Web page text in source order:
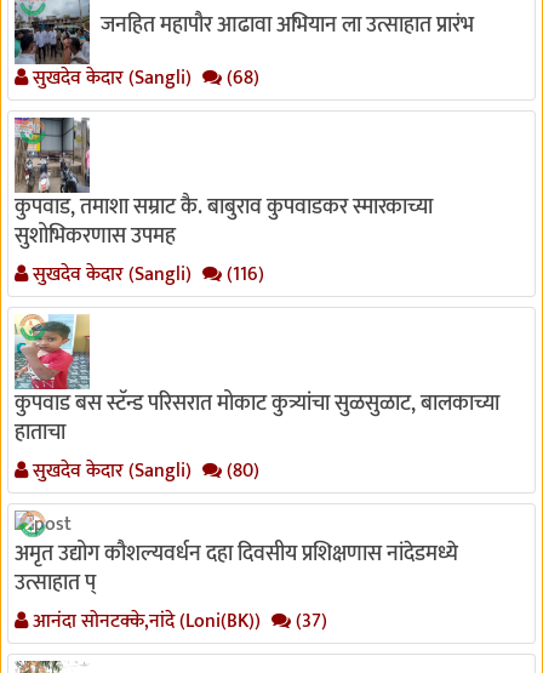
जनहित महापौर आढावा अभियान ला उत्साहात प्रारंभ
सुखदेव केदार (Sangli) (68)
कुपवाड, तमाशा सम्राट कै. बाबुराव कुपवाडकर स्मारकाच्या
सुशोभिकरणास उपमह
सुखदेव केदार (Sangli) (116)
कुपवाड बस स्टॅन्ड परिसरात मोकाट कुत्र्यांचा सुळसुळाट, बालकाच्या
हाताचा
सुखदेव केदार (Sangli) (80)
अमृत उद्योग कौशल्यवर्धन दहा दिवसीय प्रशिक्षणास नांदेडमध्ये
उत्साहात प्
आनंदा सोनटक्के,नांदे (Loni(BK)) (37)